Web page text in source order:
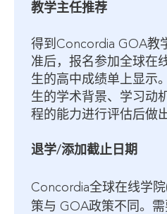
教学主任推荐
得到Concordia GOA教
准后，报名参加全球在
生的高中成绩单上显示
生的学术背景、学习动
程的能力进行评估后做
退学/添加截止日期
Concordia全球在线学
策与 GOA政策不同。